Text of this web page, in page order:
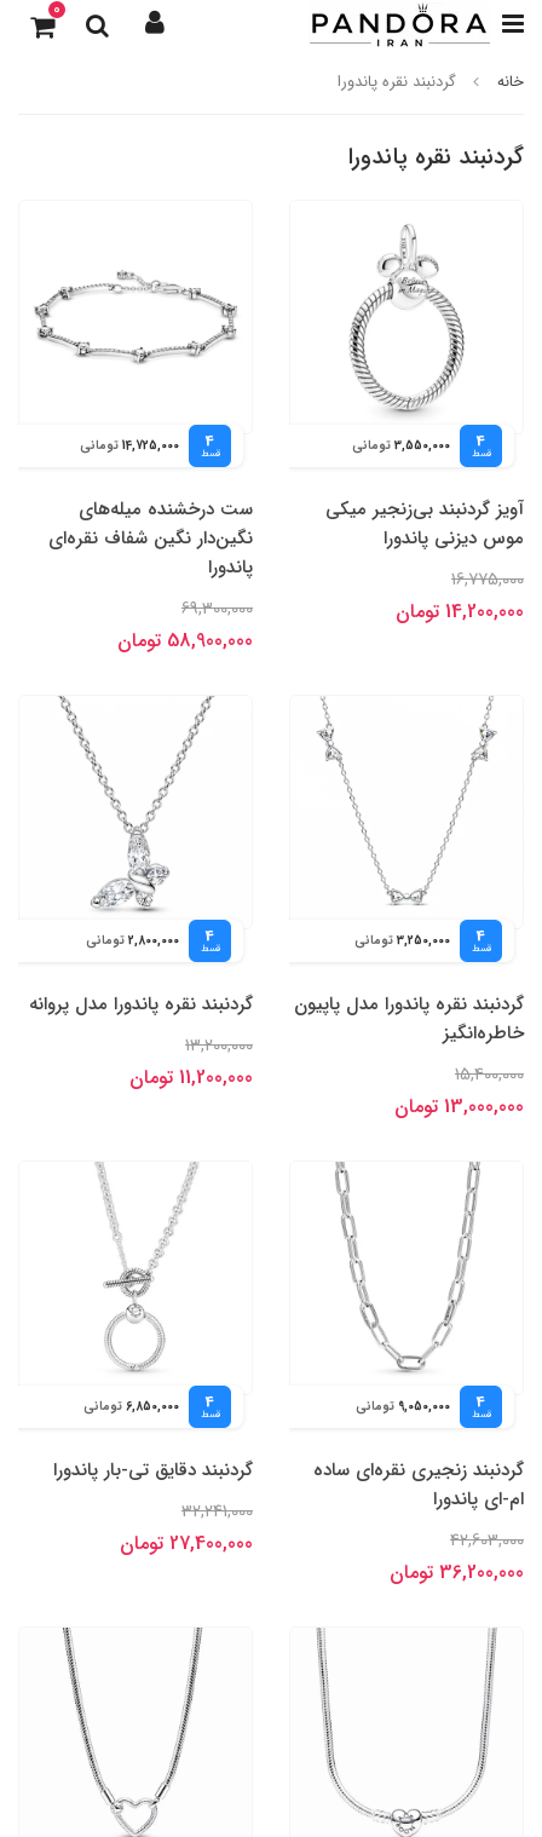
0
خانه گردنبند نقره پاندورا
گردنبند نقره پاندورا
4
قسط 3,550,000 تومانی
آویز گردنبند بی‌زنجیر میکی
موس دیزنی پاندورا
16,775,000
14,200,000 تومان
4
قسط 14,725,000 تومانی
ست درخشنده میله‌های
نگین‌دار نگین شفاف نقره‌ای
پاندورا
69,300,000
58,900,000 تومان
4
قسط 3,250,000 تومانی
گردنبند نقره پاندورا مدل پاپیون
خاطره‌انگیز
15,400,000
13,000,000 تومان
4
قسط 2,800,000 تومانی
گردنبند نقره پاندورا مدل پروانه
13,200,000
11,200,000 تومان
4
قسط 9,050,000 تومانی
گردنبند زنجیری نقره‌ای ساده
ام-ای پاندورا
42,603,000
36,200,000 تومان
4
قسط 6,850,000 تومانی
گردنبند دقایق تی-بار پاندورا
32,241,000
27,400,000 تومان